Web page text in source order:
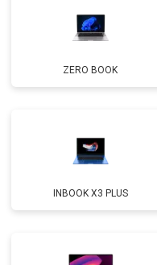
Замена микрофона
Замена оперативной памяти
Прошивка BIOS
Ремонт петель
ZERO BOOK
INBOOK X3 PLUS